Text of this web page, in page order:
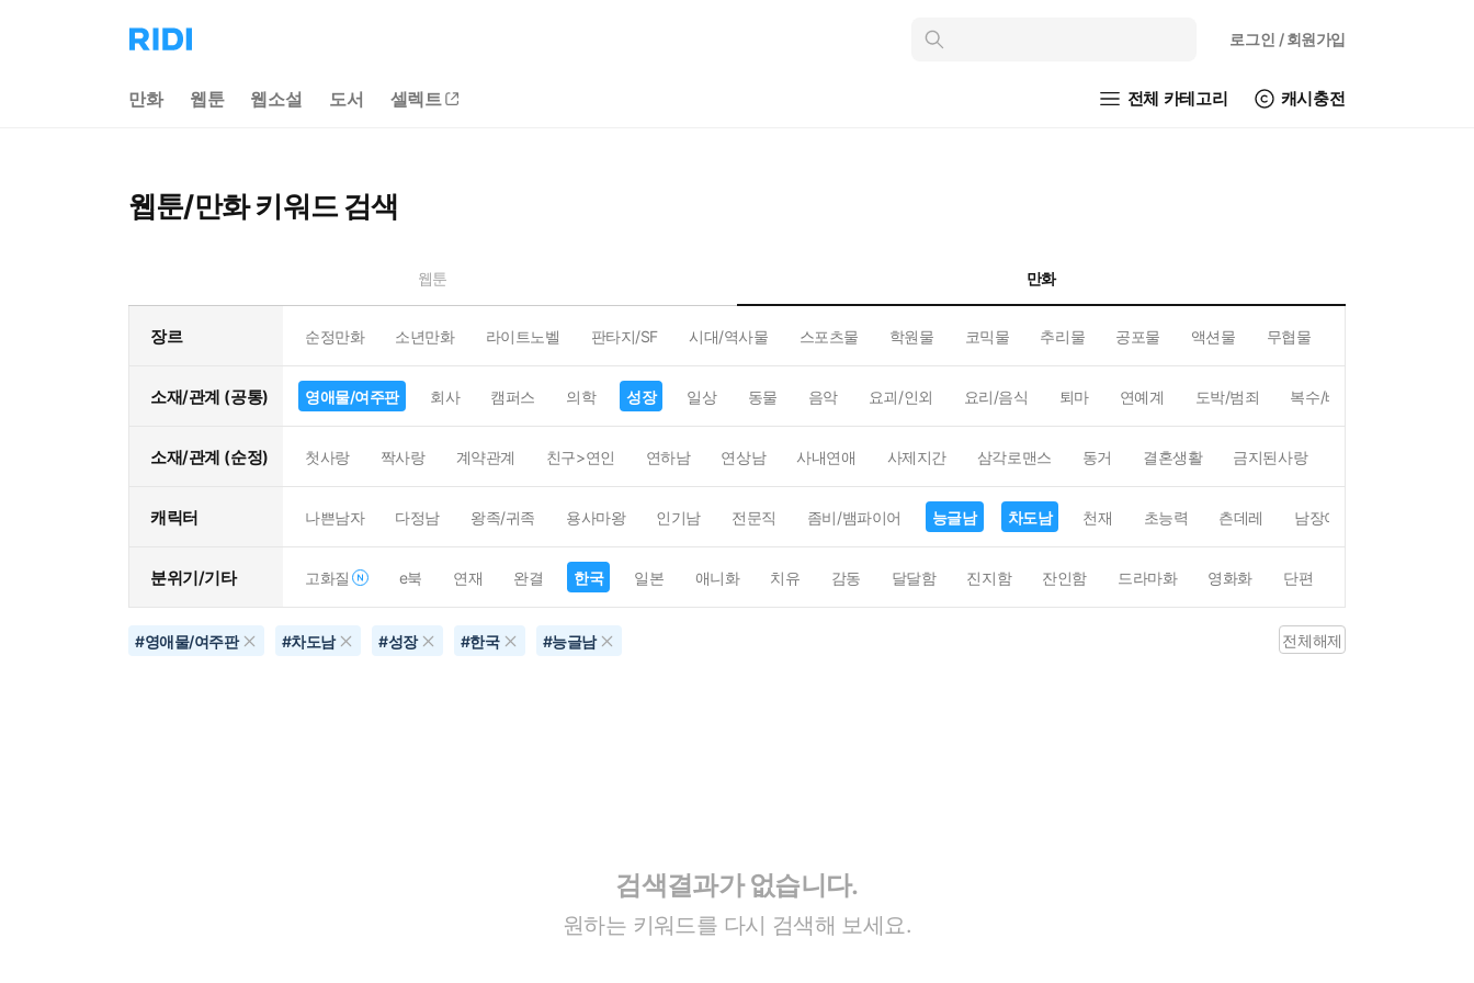
리
디
으
인
로그인 / 회원가입
만화 웹툰 웹소설 도서 셀렉트 전체 카테고리 캐시충전
웹툰/만화 키워드 검색
웹툰 만화
장르 순정만화 소년만화 라이트노벨 판타지/SF 시대/역사물 스포츠물 학원물 코믹물 추리물 공포물 액션물 무협물
소재/관계 (공통) 영애물/여주판 회사 캠퍼스 의학 성장 일상 동물 음악 요괴/인외 요리/음식 퇴마 연예계 도박/범죄 복수/배신
소재/관계 (순정) 첫사랑 짝사랑 계약관계 친구>연인 연하남 연상남 사내연애 사제지간 삼각로맨스 동거 결혼생활 금지된사랑
캐릭터 나쁜남자 다정남 왕족/귀족 용사마왕 인기남 전문직 좀비/뱀파이어 능글남 차도남 천재 초능력 츤데레 남장여자
분위기/기타 고화질 e북 연재 완결 한국 일본 애니화 치유 감동 달달함 진지함 잔인함 드라마화 영화화 단편
#영애물/여주판 #차도남 #성장 #한국 #능글남 전체해제
검색결과가 없습니다.
원하는 키워드를 다시 검색해 보세요.